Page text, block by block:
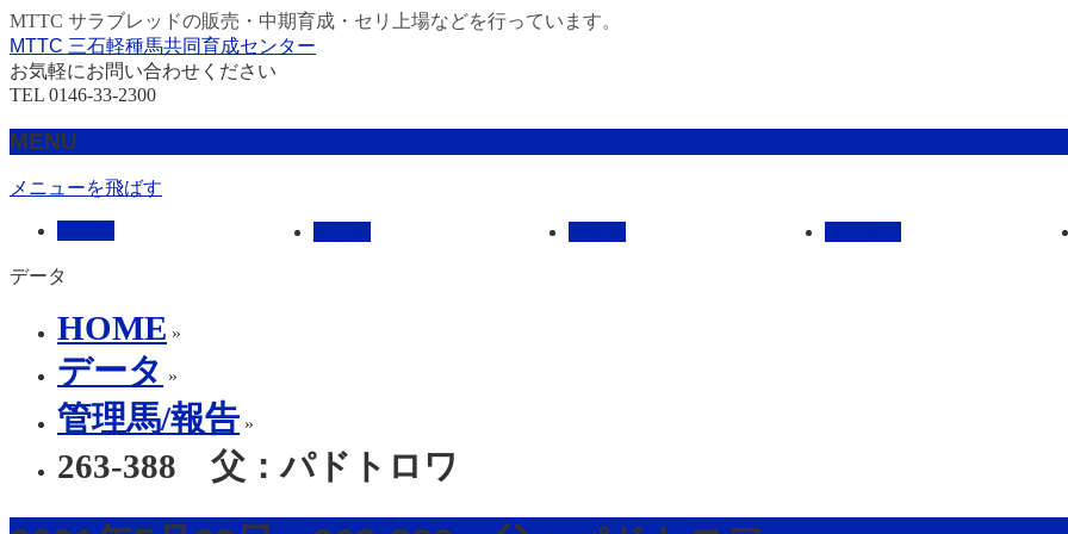
MTTC サラブレッドの販売・中期育成・セリ上場などを行っています。
MTTC 三石軽種馬共同育成センター
お気軽にお問い合わせください
TEL 0146-33-2300
MENU
メニューを飛ばす
データ
HOME »
データ »
管理馬/報告 »
263-388 父：パドトロワ